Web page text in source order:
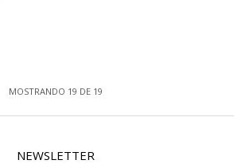
MOSTRANDO 19 DE 19
NEWSLETTER